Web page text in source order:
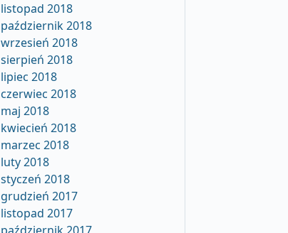
listopad 2018
październik 2018
wrzesień 2018
sierpień 2018
lipiec 2018
czerwiec 2018
maj 2018
kwiecień 2018
marzec 2018
luty 2018
styczeń 2018
grudzień 2017
listopad 2017